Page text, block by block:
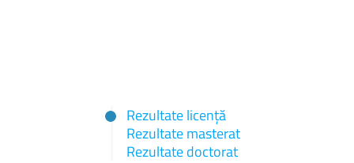
Rezultate licență
Rezultate masterat
Rezultate doctorat